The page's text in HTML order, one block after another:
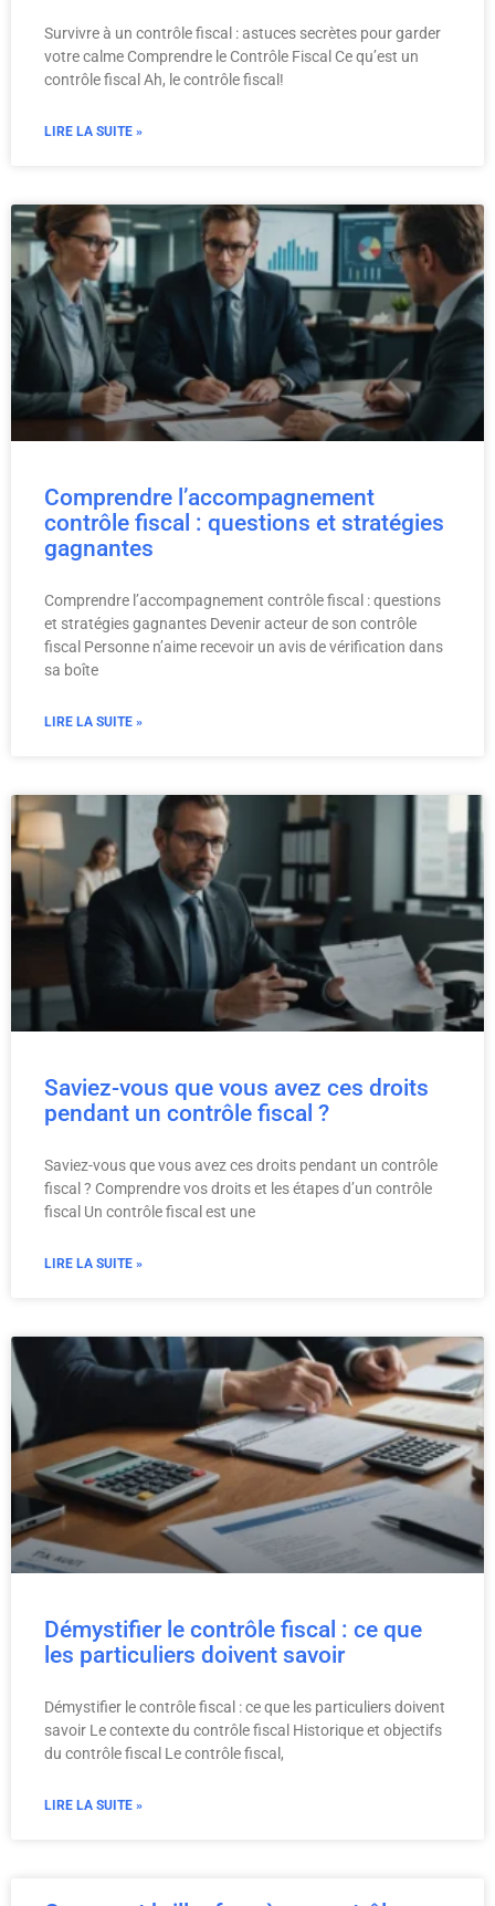
Survivre à un contrôle fiscal : astuces secrètes pour garder
votre calme Comprendre le Contrôle Fiscal Ce qu’est un
contrôle fiscal Ah, le contrôle fiscal!
LIRE LA SUITE »
Comprendre l’accompagnement
contrôle fiscal : questions et stratégies
gagnantes
Comprendre l’accompagnement contrôle fiscal : questions
et stratégies gagnantes Devenir acteur de son contrôle
fiscal Personne n’aime recevoir un avis de vérification dans
sa boîte
LIRE LA SUITE »
Saviez-vous que vous avez ces droits
pendant un contrôle fiscal ?
Saviez-vous que vous avez ces droits pendant un contrôle
fiscal ? Comprendre vos droits et les étapes d’un contrôle
fiscal Un contrôle fiscal est une
LIRE LA SUITE »
Démystifier le contrôle fiscal : ce que
les particuliers doivent savoir
Démystifier le contrôle fiscal : ce que les particuliers doivent
savoir Le contexte du contrôle fiscal Historique et objectifs
du contrôle fiscal Le contrôle fiscal,
LIRE LA SUITE »